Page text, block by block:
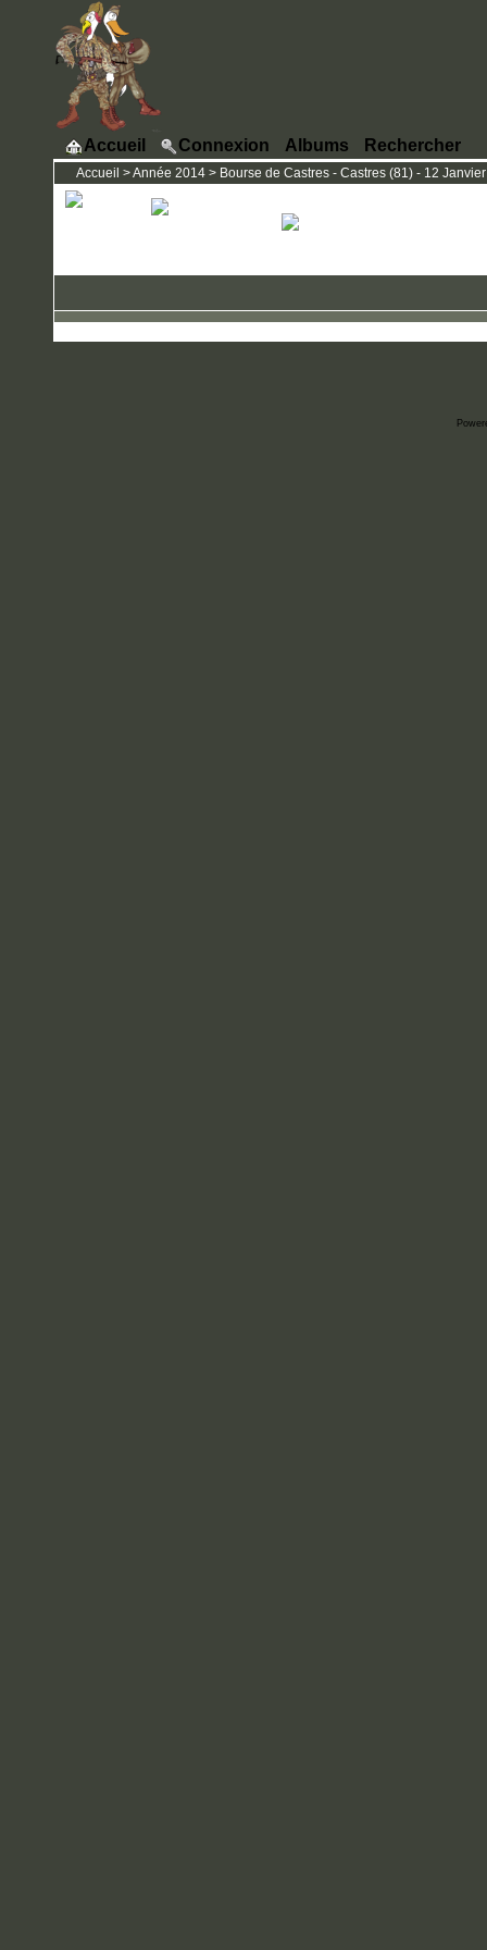
Accueil Connexion Albums Rechercher
Accueil >Année 2014 > Bourse de Castres - Castres (81) - 12 Janvier